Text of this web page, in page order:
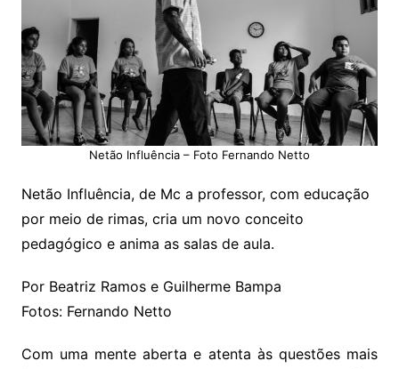
Netão Influência – Foto Fernando Netto
Netão Influência, de Mc a professor, com educação
por meio de rimas, cria um novo conceito
pedagógico e anima as salas de aula.
Por Beatriz Ramos e Guilherme Bampa
Fotos: Fernando Netto
Com uma mente aberta e atenta às questões mais